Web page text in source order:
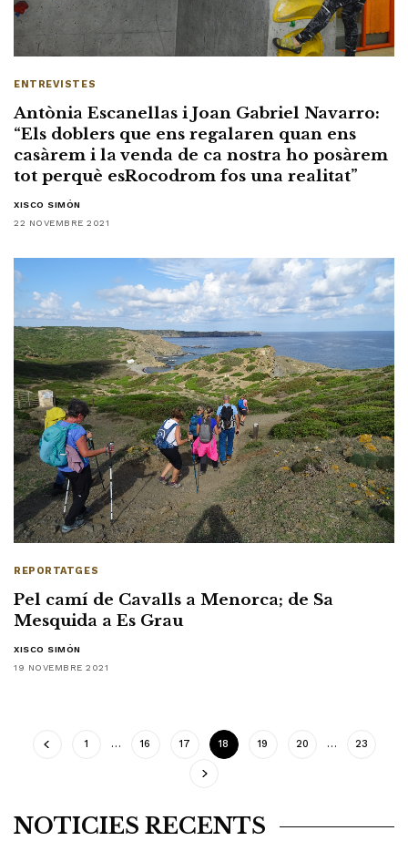
ENTREVISTES
Antònia Escanellas i Joan Gabriel Navarro:
“Els doblers que ens regalaren quan ens
casàrem i la venda de ca nostra ho posàrem
tot perquè esRocodrom fos una realitat”
XISCO SIMÓN
22 NOVEMBRE 2021
REPORTATGES
Pel camí de Cavalls a Menorca; de Sa
Mesquida a Es Grau
XISCO SIMÓN
19 NOVEMBRE 2021
1 … 16 17 18 19 20 … 23
NOTÍCIES RECENTS